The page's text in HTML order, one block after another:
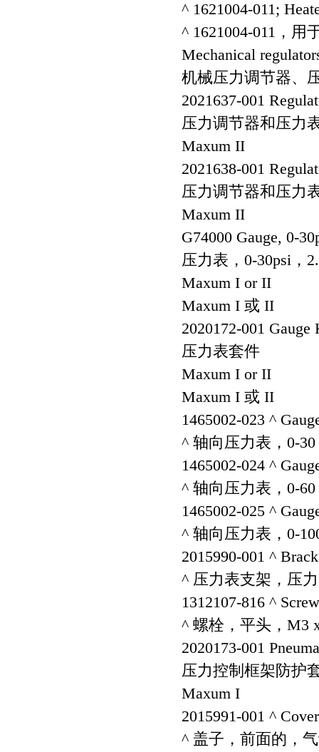
^ 1621004-011;
^ 1621004-011，用
Mechanical
机械压力调节器、
2021637-001
压力调节器和压力
Maxum II
2021638-001
压力调节器和压力
Maxum II
G74000 Gauge, 0-
压力表，0-30psi，
Maxum I or II
Maxum I 或 II
2020172-001 Gauge
压力表套件
Maxum I or II
Maxum I 或 II
1465002-023 ^
^ 轴向压力表，0-
1465002-024 ^
^ 轴向压力表，0-
1465002-025 ^
^ 轴向压力表，0-
2015990-001 ^
^ 压力表支架，压
1312107-816 ^
^ 螺栓，平头，M3
2020173-001
压力控制框架防护
Maxum I
2015991-001 ^
^ 盖子，前面的，